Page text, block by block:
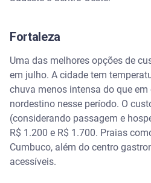
Fortaleza
Uma das melhores opções de
em julho. A cidade tem
chuva menos intensa do que
nordestino nesse período. O
(considerando passagem e
R$ 1.200 e R$ 1.700. Praias
Cumbuco, além do centro
acessíveis.